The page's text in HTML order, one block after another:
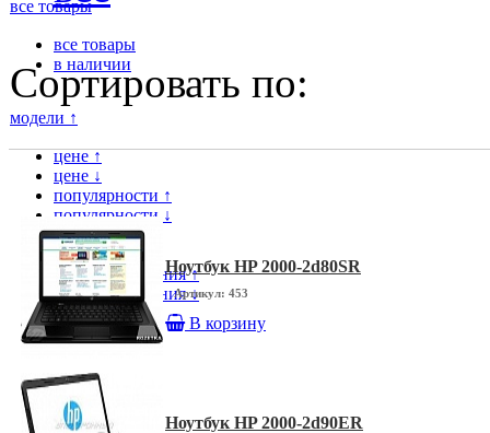
все товары
все товары
в наличии
Сортировать по:
модели ↑
цене ↑
цене ↓
популярности ↑
популярности ↓
модели ↑
модели ↓
дате поступления ↑
дате поступления ↓
Ноутбук HP 2000-2d80SR
Артикул: 453
В корзину
Ноутбук HP 2000-2d90ER